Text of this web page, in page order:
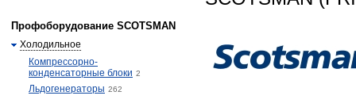
Профоборудование SCOTSMAN
Холодильное
Компрессорно-
конденсаторные блоки 2
Льдогенераторы 262